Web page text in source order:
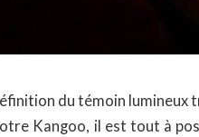
du témoin lumineux
Kangoo, il est tout à